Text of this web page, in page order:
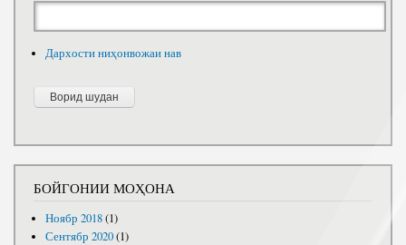
Дархости ниҳонвожаи нав
БОЙГОНИИ МОҲОНА
Ноябр 2018(1)
Сентябр 2020(1)